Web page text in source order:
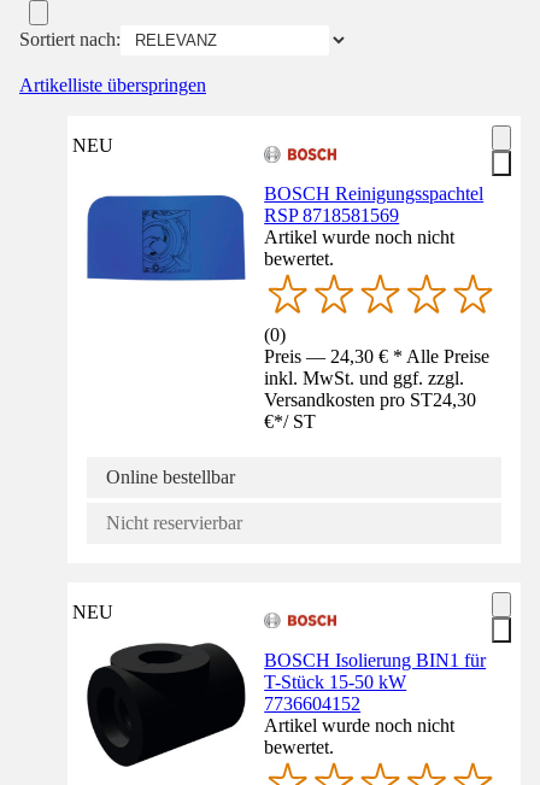
Sortiert nach:
Artikelliste überspringen
NEU
BOSCH Reinigungsspachtel
RSP 8718581569
Artikel wurde noch nicht
bewertet.
(0)
Preis — 24,30 € * Alle Preise
inkl. MwSt. und ggf. zzgl.
Versandkosten pro ST24,30
€*/ ST
Online bestellbar
Nicht reservierbar
NEU
BOSCH Isolierung BIN1 für
T-Stück 15-50 kW
7736604152
Artikel wurde noch nicht
bewertet.